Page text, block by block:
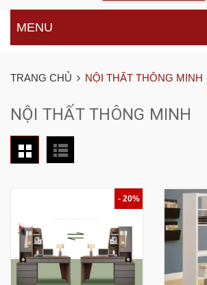
MENU
TRANG CHỦ NỘI THẤT THÔNG MINH
NỘI THẤT THÔNG MINH
- 20%